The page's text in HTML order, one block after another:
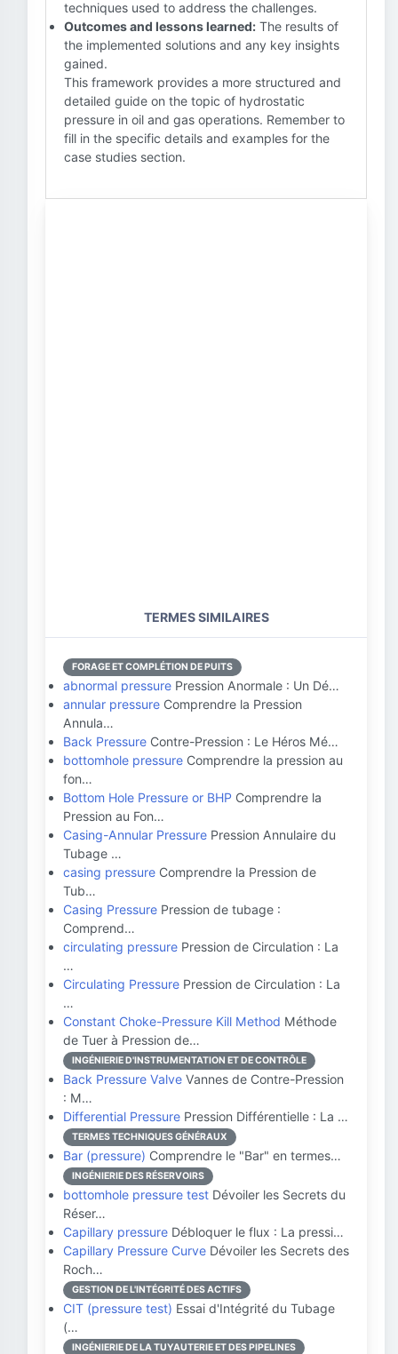
techniques used to address the challenges.
Outcomes and lessons learned: The results of
the implemented solutions and any key insights
gained.
This framework provides a more structured and
detailed guide on the topic of hydrostatic
pressure in oil and gas operations. Remember to
fill in the specific details and examples for the
case studies section.
TERMES SIMILAIRES
FORAGE ET COMPLÉTION DE PUITS
abnormal pressure Pression Anormale : Un Dé…
annular pressure Comprendre la Pression
Annula…
Back Pressure Contre-Pression : Le Héros Mé…
bottomhole pressure Comprendre la pression au
fon…
Bottom Hole Pressure or BHP Comprendre la
Pression au Fon…
Casing-Annular Pressure Pression Annulaire du
Tubage …
casing pressure Comprendre la Pression de
Tub…
Casing Pressure Pression de tubage :
Comprend…
circulating pressure Pression de Circulation : La
…
Circulating Pressure Pression de Circulation : La
…
Constant Choke-Pressure Kill Method Méthode
de Tuer à Pression de…
INGÉNIERIE D'INSTRUMENTATION ET DE CONTRÔLE
Back Pressure Valve Vannes de Contre-Pression
: M…
Differential Pressure Pression Différentielle : La …
TERMES TECHNIQUES GÉNÉRAUX
Bar (pressure) Comprendre le "Bar" en termes…
INGÉNIERIE DES RÉSERVOIRS
bottomhole pressure test Dévoiler les Secrets du
Réser…
Capillary pressure Débloquer le flux : La pressi…
Capillary Pressure Curve Dévoiler les Secrets des
Roch…
GESTION DE L'INTÉGRITÉ DES ACTIFS
CIT (pressure test) Essai d'Intégrité du Tubage
(…
INGÉNIERIE DE LA TUYAUTERIE ET DES PIPELINES